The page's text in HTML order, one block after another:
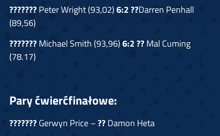
???????Peter Wright (93,02)6:2??Darren Penhall
(89,56)
???????Michael Smith (93,96)6:2??Mal Cuming
(78.17)
Pary ćwierćfinałowe:
???????Gerwyn Price –??Damon Heta